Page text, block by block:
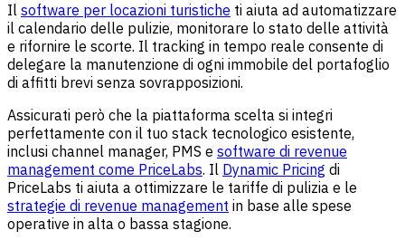
Il software per locazioni turistiche ti aiuta ad automatizzare
il calendario delle pulizie, monitorare lo stato delle attività
e rifornire le scorte. Il tracking in tempo reale consente di
delegare la manutenzione di ogni immobile del portafoglio
di affitti brevi senza sovrapposizioni.
Assicurati però che la piattaforma scelta si integri
perfettamente con il tuo stack tecnologico esistente,
inclusi channel manager, PMS e software di revenue
management come PriceLabs. Il Dynamic Pricing di
PriceLabs ti aiuta a ottimizzare le tariffe di pulizia e le
strategie di revenue management in base alle spese
operative in alta o bassa stagione.